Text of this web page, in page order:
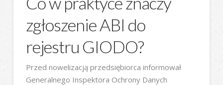
zgłoszenie ABI do
rejestru GIODO?
Przed nowelizacją przedsiębiorca informował
Generalnego Inspektora Ochrony Danych